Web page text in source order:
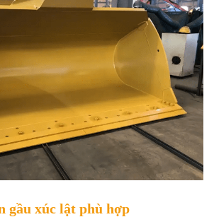
gầu xúc lật phù hợp